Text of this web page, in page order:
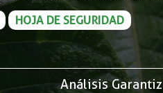
HOJA DE SEGURIDAD
Análisis